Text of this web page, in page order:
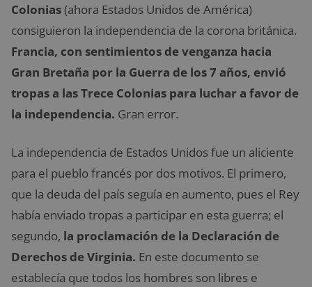
Colonias(ahora Estados Unidos de América)
consiguieron la independencia de la corona británica.
Francia, con sentimientos de venganza hacia
Gran Bretaña por la Guerra de los 7 años, envió
tropas a las Trece Colonias para luchar a favor de
la independencia. Gran error.
La independencia de Estados Unidos fue un aliciente
para el pueblo francés por dos motivos. El primero,
que la deuda del país seguía en aumento, pues el Rey
había enviado tropas a participar en esta guerra; el
segundo, la proclamación de la Declaración de
Derechos de Virginia. En este documento se
establecía que todos los hombres son libres e